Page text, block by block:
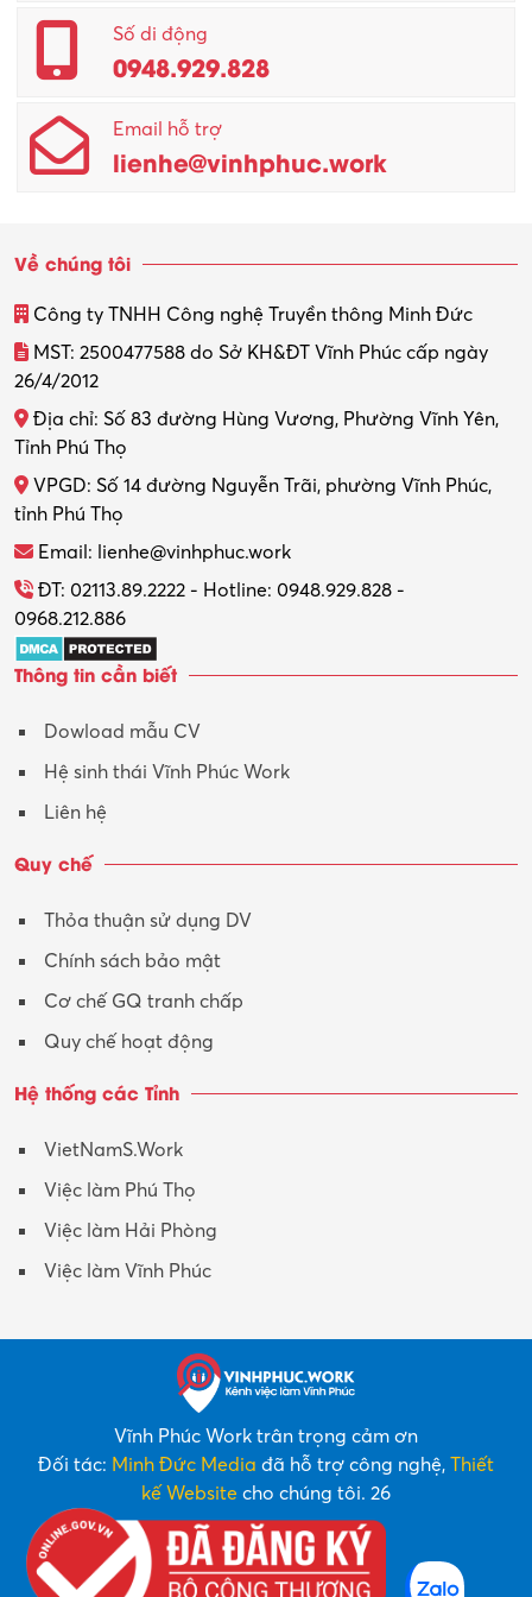
Quản lý – Giám đốc
Quản lý chất lượng – QC
Quản lý sản xuất
Quản trị kinh doanh
Thiết kế nội thất
Thợ máy – Ô tô – Xe máy
Thực tập
Tổ chức sự kiện – Quà tặng
Trợ lý
Tư vấn
Tư vấn – Kiến trúc
Y tế-Dược
Số di động
0948.929.828
Email hỗ trợ
lienhe@vinhphuc.work
Về chúng tôi
Công ty TNHH Công nghệ Truyền thông Minh Đức
MST: 2500477588 do Sở KH&ĐT Vĩnh Phúc cấp ngày
26/4/2012
Địa chỉ: Số 83 đường Hùng Vương, Phường Vĩnh Yên,
Tỉnh Phú Thọ
VPGD: Số 14 đường Nguyễn Trãi, phường Vĩnh Phúc,
tỉnh Phú Thọ
Email: lienhe@vinhphuc.work
ĐT: 02113.89.2222 - Hotline: 0948.929.828 -
0968.212.886
Thông tin cần biết
Dowload mẫu CV
Hệ sinh thái Vĩnh Phúc Work
Liên hệ
Quy chế
Thỏa thuận sử dụng DV
Chính sách bảo mật
Cơ chế GQ tranh chấp
Quy chế hoạt động
Hệ thống các Tỉnh
VietNamS.Work
Việc làm Phú Thọ
Việc làm Hải Phòng
Việc làm Vĩnh Phúc
Vĩnh Phúc Work trân trọng cảm ơn
Đối tác: Minh Đức Media đã hỗ trợ công nghệ, Thiết
kế Website cho chúng tôi. 26